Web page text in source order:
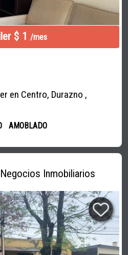
$ 1 /mes
en Centro, Durazno ,
AMOBLADO
Inmobiliarios